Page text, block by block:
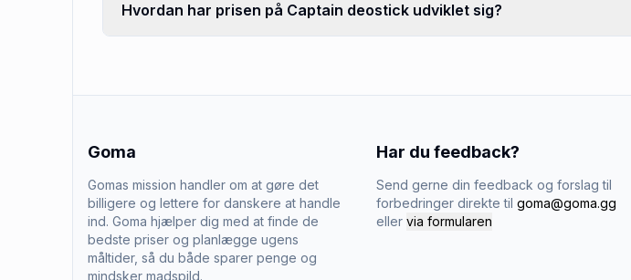
Hvordan har prisen på Captain deostick udviklet sig?
Goma
Gomas mission handler om at gøre det
billigere og lettere for danskere at handle
ind. Goma hjælper dig med at finde de
bedste priser og planlægge ugens
måltider, så du både sparer penge og
mindsker madspild.
Har du feedback?
Send gerne din feedback og forslag til
forbedringer direkte til goma@goma.gg
eller via formularen